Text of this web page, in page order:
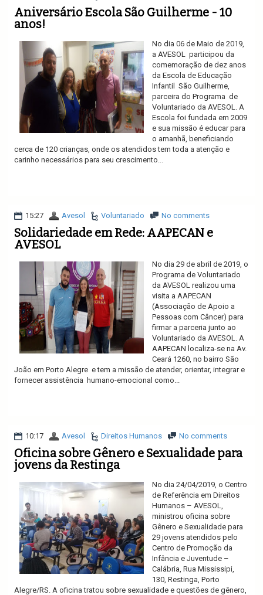
Aniversário Escola São Guilherme - 10
anos!
No dia 06 de Maio de 2019,
a AVESOL participou da
comemoração de dez anos
da Escola de Educação
Infantil São Guilherme,
parceira do Programa de
Voluntariado da AVESOL. A
Escola foi fundada em 2009
e sua missão é educar para
o amanhã, beneficiando
cerca de 120 crianças, onde os atendidos tem toda a atenção e
carinho necessários para seu crescimento...
15:27 Avesol Voluntariado No comments
Solidariedade em Rede: AAPECAN e
AVESOL
No dia 29 de abril de 2019, o
Programa de Voluntariado
da AVESOL realizou uma
visita a AAPECAN
(Associação de Apoio a
Pessoas com Câncer) para
firmar a parceria junto ao
Voluntariado da AVESOL. A
AAPECAN localiza-se na Av.
Ceará 1260, no bairro São
João em Porto Alegre e tem a missão de atender, orientar, integrar e
fornecer assistência humano-emocional como...
10:17 Avesol Direitos Humanos No comments
Oficina sobre Gênero e Sexualidade para
jovens da Restinga
No dia 24/04/2019, o Centro
de Referência em Direitos
Humanos – AVESOL,
ministrou oficina sobre
Gênero e Sexualidade para
29 jovens atendidos pelo
Centro de Promoção da
Infância e Juventude –
Calábria, Rua Mississipi,
130, Restinga, Porto
Alegre/RS. A oficina tratou sobre sexualidade e questões de gênero,